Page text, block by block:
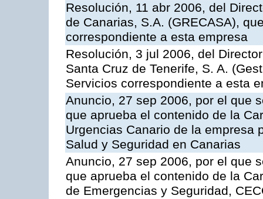
Resolución, 11 abr 2006, del
de Canarias, S.A. (GRECASA),
correspondiente a esta empresa
Resolución, 3 jul 2006, del
Santa Cruz de Tenerife, S. A.
Servicios correspondiente a esta
Anuncio, 27 sep 2006, por el que
que aprueba el contenido de la
Urgencias Canario de la empresa
Salud y Seguridad en Canarias
Anuncio, 27 sep 2006, por el que
que aprueba el contenido de la
de Emergencias y Seguridad,